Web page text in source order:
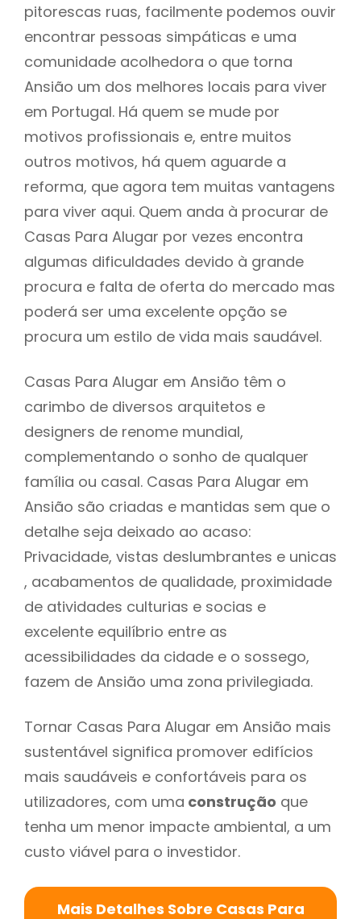
pitorescas ruas, facilmente podemos ouvir
encontrar pessoas simpáticas e uma
comunidade acolhedora o que torna
Ansião um dos melhores locais para viver
em Portugal. Há quem se mude por
motivos profissionais e, entre muitos
outros motivos, há quem aguarde a
reforma, que agora tem muitas vantagens
para viver aqui. Quem anda à procurar de
Casas Para Alugar por vezes encontra
algumas dificuldades devido à grande
procura e falta de oferta do mercado mas
poderá ser uma excelente opção se
procura um estilo de vida mais saudável.
Casas Para Alugar em Ansião têm o
carimbo de diversos arquitetos e
designers de renome mundial,
complementando o sonho de qualquer
família ou casal. Casas Para Alugar em
Ansião são criadas e mantidas sem que o
detalhe seja deixado ao acaso:
Privacidade, vistas deslumbrantes e unicas
, acabamentos de qualidade, proximidade
de atividades culturias e socias e
excelente equilíbrio entre as
acessibilidades da cidade e o sossego,
fazem de Ansião uma zona privilegiada.
Tornar Casas Para Alugar em Ansião mais
sustentável significa promover edifícios
mais saudáveis e confortáveis para os
utilizadores, com uma construção que
tenha um menor impacte ambiental, a um
custo viável para o investidor.
Mais Detalhes Sobre Casas Para